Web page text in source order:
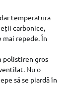
temperatura
carbonice,
mai repede. În
polistiren gros
Nu o
să se piardă în